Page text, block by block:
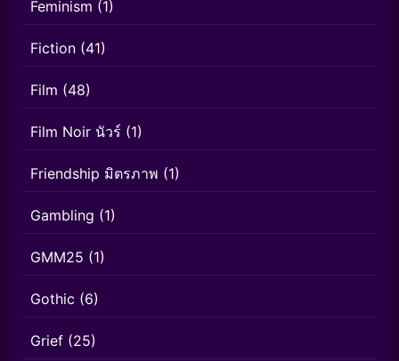
Feminism (1)
Fiction (41)
Film (48)
Film Noir นัวร์ (1)
Friendship มิตรภาพ (1)
Gambling (1)
GMM25 (1)
Gothic (6)
Grief (25)